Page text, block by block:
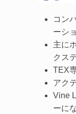
コン
ーシ
主に
クス
TEX
アク
Vine
ーに